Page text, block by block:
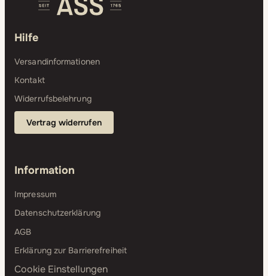
Hilfe
Versandinformationen
Kontakt
Widerrufsbelehrung
Vertrag widerrufen
Information
Impressum
Datenschutzerklärung
AGB
Erklärung zur Barrierefreiheit
Cookie Einstellungen